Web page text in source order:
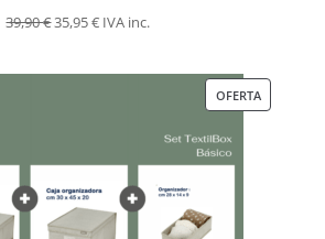
39,90€El
original
35,95€El
actual
IVA inc.
OFERTA